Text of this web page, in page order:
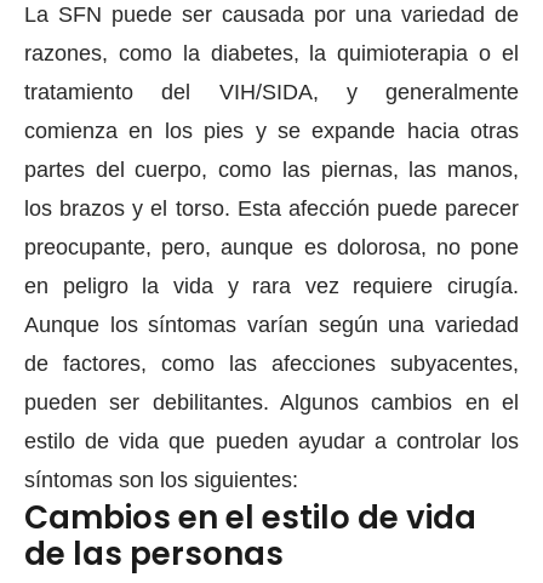
La SFN puede ser causada por una variedad de
razones, como la diabetes, la quimioterapia o el
tratamiento del VIH/SIDA, y generalmente
comienza en los pies y se expande hacia otras
partes del cuerpo, como las piernas, las manos,
los brazos y el torso. Esta afección puede parecer
preocupante, pero, aunque es dolorosa, no pone
en peligro la vida y rara vez requiere cirugía.
Aunque los síntomas varían según una variedad
de factores, como las afecciones subyacentes,
pueden ser debilitantes. Algunos cambios en el
estilo de vida que pueden ayudar a controlar los
síntomas son los siguientes:
Cambios en el estilo de vida
de las personas